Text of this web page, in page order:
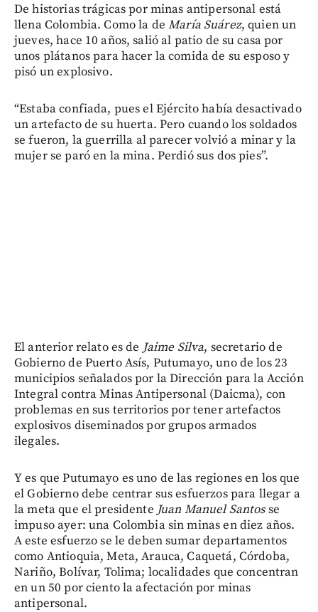
De historias trágicas por minas antipersonal está
llena Colombia. Como la deMaría Suárez, quien un
jueves, hace 10 años, salió al patio de su casa por
unos plátanos para hacer la comida de su esposo y
pisó un explosivo.
“Estaba confiada, pues el Ejército había desactivado
un artefacto de su huerta. Pero cuando los soldados
se fueron, la guerrilla al parecer volvió a minar y la
mujer se paró en la mina. Perdió sus dos pies”.
El anterior relato es de Jaime Silva, secretario de
Gobierno de Puerto Asís, Putumayo, uno de los 23
municipios señalados por la Dirección para la Acción
Integral contra Minas Antipersonal (Daicma), con
problemas en sus territorios por tener artefactos
explosivos diseminados por grupos armados
ilegales.
Y es que Putumayo es uno de las regiones en los que
el Gobierno debe centrar sus esfuerzos para llegar a
la meta que el presidente Juan Manuel Santosse
impuso ayer: una Colombia sin minas en diez años.
A este esfuerzo se le deben sumar departamentos
como Antioquia, Meta, Arauca, Caquetá, Córdoba,
Nariño, Bolívar, Tolima; localidades que concentran
en un 50 por ciento la afectación por minas
antipersonal.